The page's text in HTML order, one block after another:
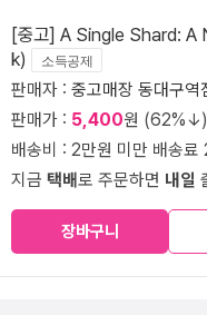
[중고] A Single Shard:
k)
소득공제
판매자 : 중고매장 동대구역
판매가 : 5,400원 (62%↓)
배송비 : 2만원 미만 배송료
지금 택배로 주문하면 내일
장바구니